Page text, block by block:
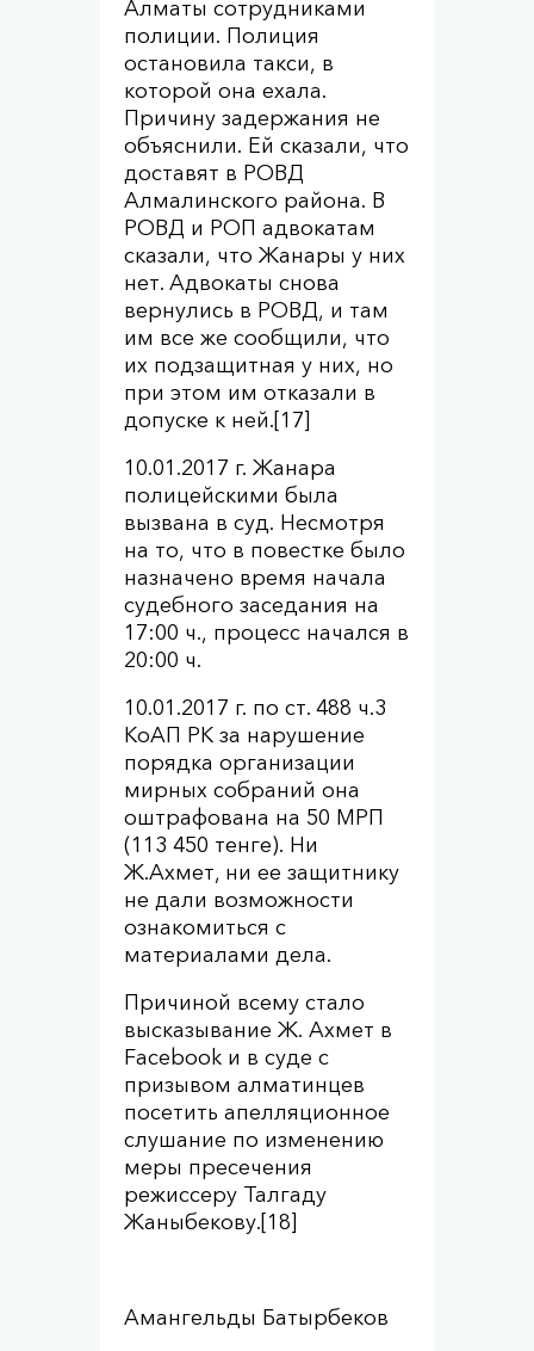
Алматы сотрудниками
полиции. Полиция
остановила такси, в
которой она ехала.
Причину задержания не
объяснили. Ей сказали, что
доставят в РОВД
Алмалинского района. В
РОВД и РОП адвокатам
сказали, что Жанары у них
нет. Адвокаты снова
вернулись в РОВД, и там
им все же сообщили, что
их подзащитная у них, но
при этом им отказали в
допуске к ней.[17]
10.01.2017 г. Жанара
полицейскими была
вызвана в суд. Несмотря
на то, что в повестке было
назначено время начала
судебного заседания на
17:00 ч., процесс начался в
20:00 ч.
10.01.2017 г. по ст. 488 ч.3
КоАП РК за нарушение
порядка организации
мирных собраний она
оштрафована на 50 МРП
(113 450 тенге). Ни
Ж.Ахмет, ни ее защитнику
не дали возможности
ознакомиться с
материалами дела.
Причиной всему стало
высказывание Ж. Ахмет в
Facebook и в суде с
призывом алматинцев
посетить апелляционное
слушание по изменению
меры пресечения
режиссеру Талгаду
Жаныбекову.[18]
Амангельды Батырбеков